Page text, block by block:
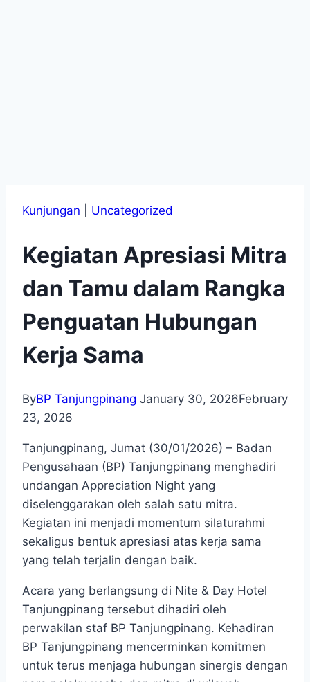
Kunjungan Uncategorized
Kegiatan Apresiasi Mitra
dan Tamu dalam Rangka
Penguatan Hubungan
Kerja Sama
ByBP Tanjungpinang January 30, 2026February
23, 2026
Tanjungpinang, Jumat (30/01/2026) – Badan
Pengusahaan (BP) Tanjungpinang menghadiri
undangan Appreciation Night yang
diselenggarakan oleh salah satu mitra.
Kegiatan ini menjadi momentum silaturahmi
sekaligus bentuk apresiasi atas kerja sama
yang telah terjalin dengan baik.
Acara yang berlangsung di Nite & Day Hotel
Tanjungpinang tersebut dihadiri oleh
perwakilan staf BP Tanjungpinang. Kehadiran
BP Tanjungpinang mencerminkan komitmen
untuk terus menjaga hubungan sinergis dengan